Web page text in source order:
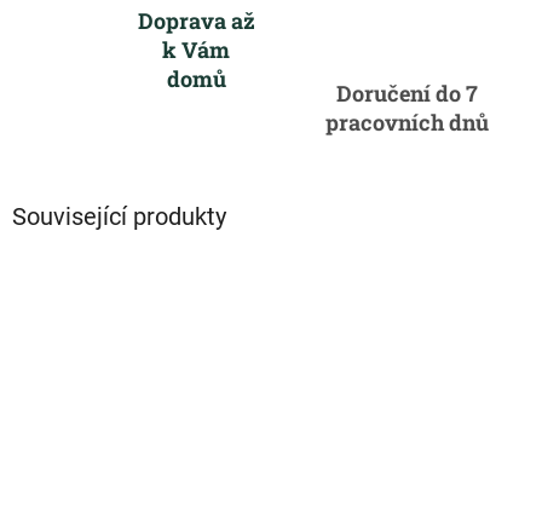
Doprava až
k Vám
domů
Doručení do 7
pracovních dnů
Související produkty